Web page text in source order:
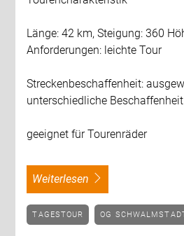
Länge: 42 km, Steigung: 360
Anforderungen: leichte Tour
Streckenbeschaffenheit:
unterschiedliche Beschaffenheit
geeignet für Tourenräder
weiterlesen
TAGESTOUR OG